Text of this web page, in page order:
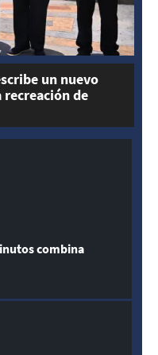
un nuevo
de
combina